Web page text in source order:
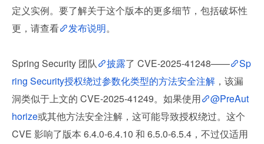
定义实例。要了解关于这个版本的更多细节，包括破坏性
更，请查看
发布说明。
Spring Security 团队 披露了 CVE-2025-41248——
Sp
ring Security授权绕过参数化类型的方法安全注解 ，该漏
洞类似于上文的 CVE-2025-41249。如果使用
@PreAut
horize或其他方法安全注解，这可能导致授权绕过。这个
CVE 影响了版本 6.4.0-6.4.10 和 6.5.0-6.5.4，不过仅适用